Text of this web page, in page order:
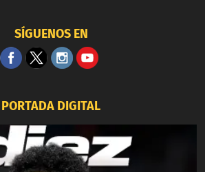
SÍGUENOS EN
PORTADA DIGITAL